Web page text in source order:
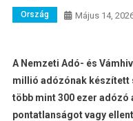
Ország Május 14,
A Nemzeti Adó- és
millió adózónak készített
több mint 300 ezer adózó
pontatlanságot vagy